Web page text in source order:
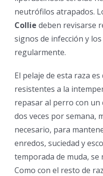
neutrófilos atrapados.
Collie deben revisarse
signos de infección y
regularmente.
El pelaje de esta raza
resistentes a la
repasar al perro con un
dos veces por semana,
necesario, para
enredos, suciedad y
temporada de muda,
Como con el resto de